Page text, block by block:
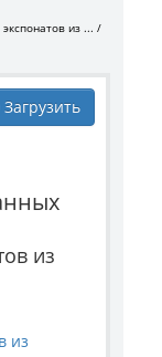
из ...
Загрузить
из
из